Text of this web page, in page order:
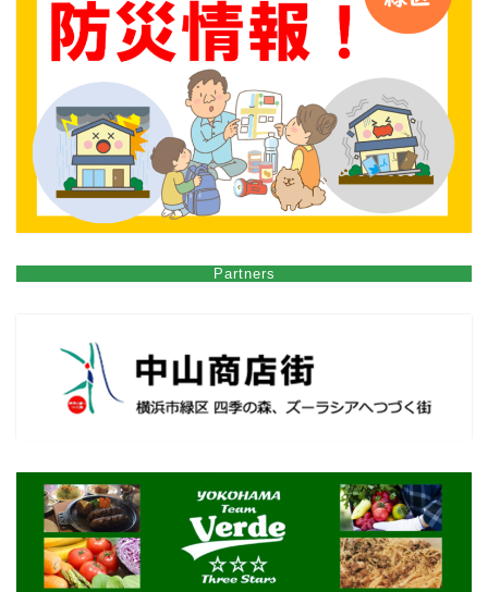
Partners